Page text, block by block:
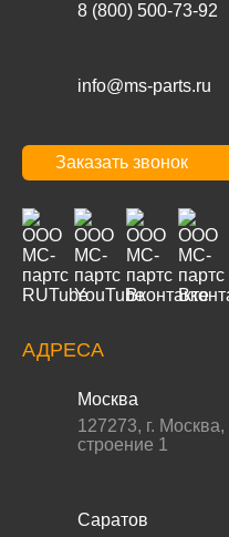
8 (800) 500-73-92
info@ms-parts.ru
Заказать звонок
АДРЕСА
Москва
127273, г. Москва,
строение 1
Саратов